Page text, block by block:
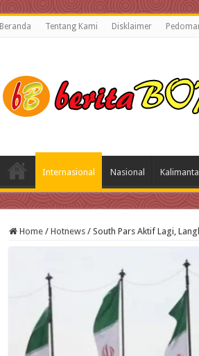
Beranda Tentang Kami Disklaimer
Internasional Nasional
Home / Hotnews / South Pars Aktif Lagi,